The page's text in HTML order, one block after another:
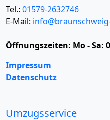
Tel.: 01579-2632746
E-Mail:
Öffnungszeiten: Mo - Sa:
Impressum
Datenschutz
Umzugsservice